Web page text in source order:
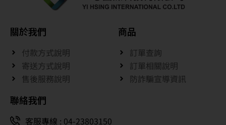
關於我們
付款方式說明
寄送方式說明
售後服務說明
商品
訂單查詢
訂單相關說明
防詐騙宣導資訊
聯絡我們
客服專線 : 04-23803150